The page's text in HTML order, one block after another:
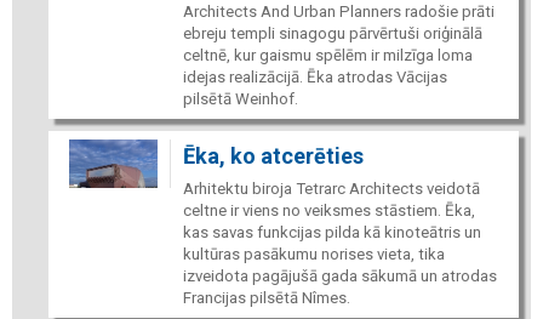
Architects And Urban Planners radošie prāti
ebreju templi sinagogu pārvērtuši oriģinālā
celtnē, kur gaismu spēlēm ir milzīga loma
idejas realizācijā. Ēka atrodas Vācijas
pilsētā Weinhof.
Ēka, ko atcerēties
Arhitektu biroja Tetrarc Architects veidotā
celtne ir viens no veiksmes stāstiem. Ēka,
kas savas funkcijas pilda kā kinoteātris un
kultūras pasākumu norises vieta, tika
izveidota pagājušā gada sākumā un atrodas
Francijas pilsētā Nîmes.